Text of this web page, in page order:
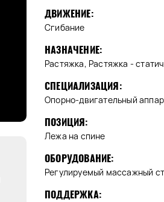
ДВИЖЕНИЕ:
Сгибание
НАЗНАЧЕНИЕ:
Растяжка, Растяжка -
СПЕЦИАЛИЗАЦИЯ:
Опорно-двигательный
ПОЗИЦИЯ:
Лежа на спине
ОБОРУДОВАНИЕ:
Регулируемый массажный
ПОДДЕРЖКА: